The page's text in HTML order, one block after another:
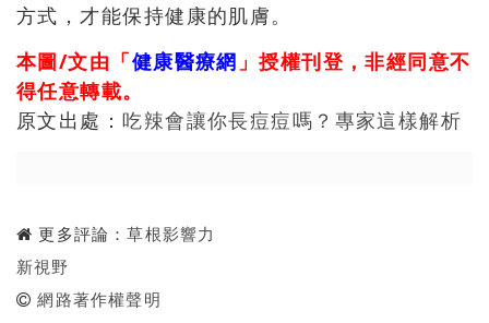
方式，才能保持健康的肌膚。
本圖/文由「健康醫療網 」授權刊登，非經同意不
得任意轉載。
原文出處：吃辣會讓你長痘痘嗎？專家這樣解析
更多評論：草根影響力
新視野
網路著作權聲明